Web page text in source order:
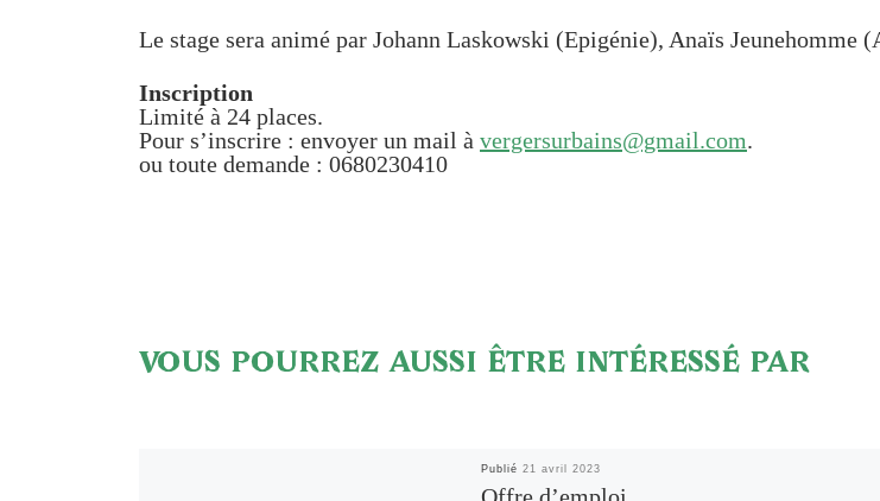
Le stage sera animé par Johann Laskowski (Epigénie), Anaïs
Inscription
Limité à 24 places.
Pour s’inscrire : envoyer un mail à vergersurbains@gmail.com.
ou toute demande : 0680230410
VOUS POURREZ AUSSI ÊTRE INTÉRESSÉ PAR
Publié 21 avril 2023